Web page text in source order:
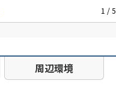
1 / 5
周辺環境